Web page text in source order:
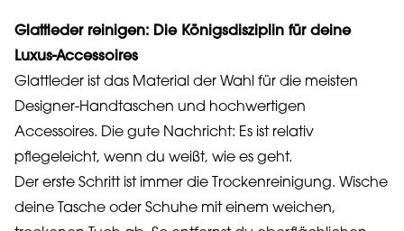
Glattleder reinigen: Die Königsdisziplin für deine
Luxus-Accessoires
Glattleder ist das Material der Wahl für die meisten
Designer-Handtaschen und hochwertigen
Accessoires. Die gute Nachricht: Es ist relativ
pflegeleicht, wenn du weißt, wie es geht.
Der erste Schritt ist immer die Trockenreinigung. Wische
deine Tasche oder Schuhe mit einem weichen,